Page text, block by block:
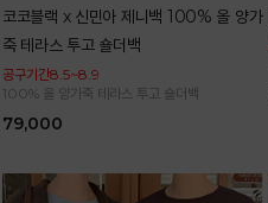
코코블랙 x 신민아 제니백 100% 올 양가
죽 테라스 투고 숄더백
공구기간8.5~8.9
100% 올 양가죽 테라스 투고 숄더백
79,000